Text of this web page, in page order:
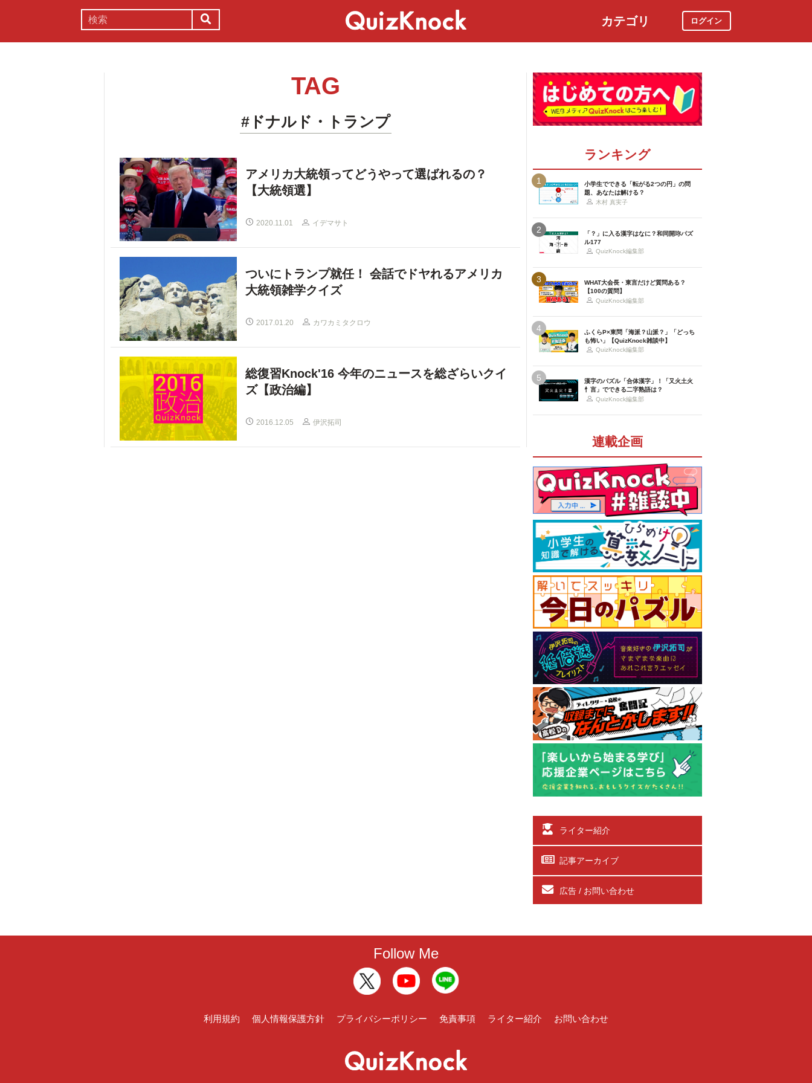
カテゴリ ログイン
TAG
#ドナルド・トランプ
アメリカ大統領ってどうやって選ばれるの？
【大統領選】
2020.11.01 イデマサト
ついにトランプ就任！ 会話でドヤれるアメリカ
大統領雑学クイズ
2017.01.20 カワカミタクロウ
総復習Knock'16 今年のニュースを総ざらいクイ
ズ【政治編】
2016.12.05 伊沢拓司
ランキング
1
小学生でできる「転がる2つの円」の問
題、あなたは解ける？
木村 真実子
2
「？」に入る漢字はなに？和同開珎パズ
ル177
QuizKnock編集部
3
WHAT大会長・東言だけど質問ある？
【100の質問】
QuizKnock編集部
4
ふくらP×東問「海派？山派？」「どっち
も怖い」【QuizKnock雑談中】
QuizKnock編集部
5
漢字のパズル「合体漢字」！「又火土火
忄言」でできる二字熟語は？
QuizKnock編集部
連載企画
ライター紹介
記事アーカイブ
広告 / お問い合わせ
Follow Me
利用規約 個人情報保護方針 プライバシーポリシー 免責事項 ライター紹介 お問い合わせ